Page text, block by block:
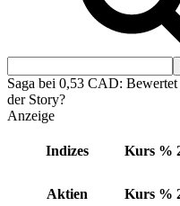
Saga bei 0,53 CAD:
der Story?
Anzeige
Indizes Kurs %
Aktien Kurs %